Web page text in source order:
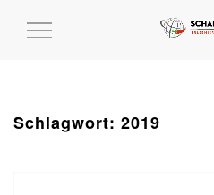
MENÜ
Schlagwort: 2019